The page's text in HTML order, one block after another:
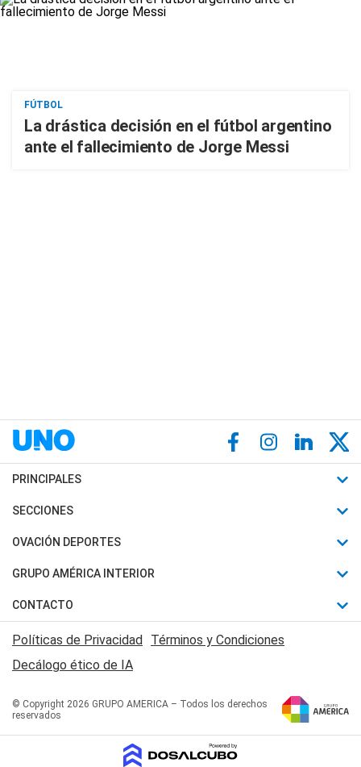
FÚTBOL
La drástica decisión en el fútbol argentino
ante el fallecimiento de Jorge Messi
PRINCIPALES
Últimas Noticias
Política
Judiciales
Economia
SECCIONES
Horóscopo
Motores
Trucos caseros
Series y Películas
Edictos y Solicitadas
OVACIÓN DEPORTES
Fútbol
Mundial
Automovilismo
Rugby
Básquet
GRUPO AMÉRICA INTERIOR
Canal 7 en Vivo
San Juan 8
CONTACTO
Acerca de Nosotros
Contactanos
Políticas de Privacidad Términos y Condiciones
Decálogo ético de IA
© Copyright 2026 GRUPO AMERICA – Todos los derechos
reservados